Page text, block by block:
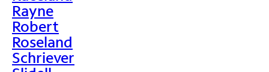
Rayne
Robert
Roseland
Schriever